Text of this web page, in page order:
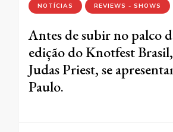
NOTÍCIAS REVIEWS - SHOWS
Antes de subir no palco
edição do Knotfest
Judas Priest, se
Paulo.